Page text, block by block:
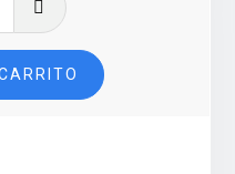
Camaro
SS
-
2024